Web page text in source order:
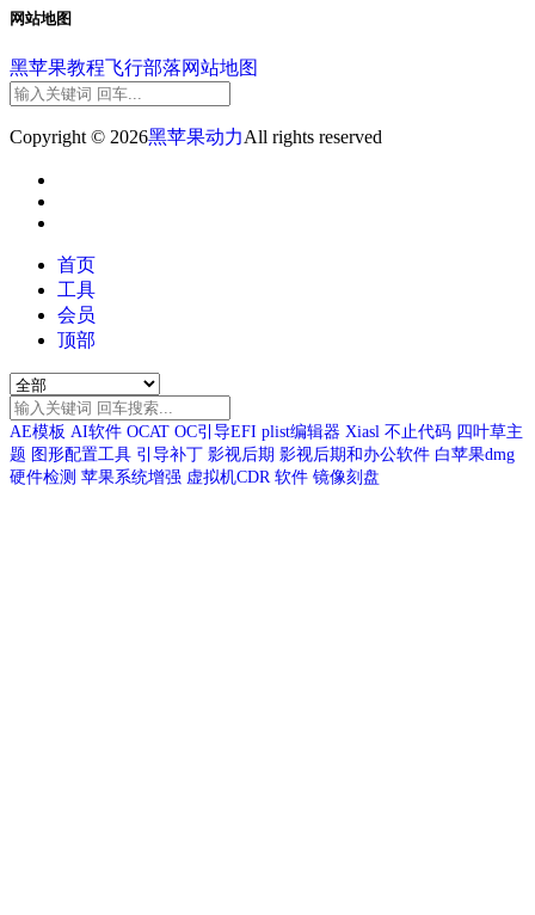
网站地图
黑苹果教程飞行部落网站地图
Copyright © 2026黑苹果动力All rights reserved
首页
工具
会员
顶部
AE模板 AI软件 OCAT OC引导EFI plist编辑器 Xiasl 不止代码 四叶草主
题 图形配置工具 引导补丁 影视后期 影视后期和办公软件 白苹果dmg
硬件检测 苹果系统增强 虚拟机CDR 软件 镜像刻盘